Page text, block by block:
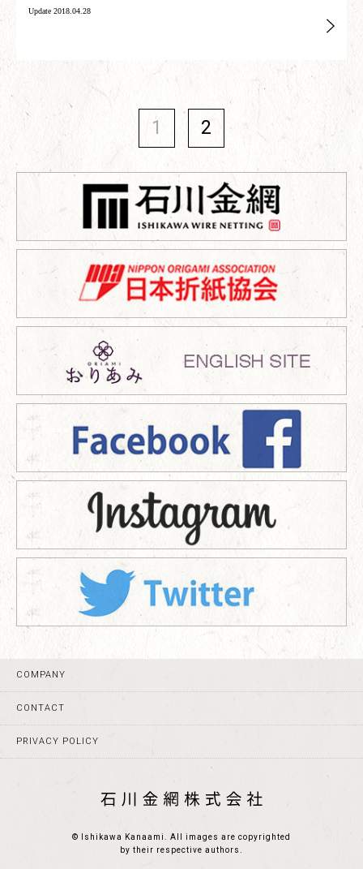
Update 2018.04.28
1 2
COMPANY
CONTACT
PRIVACY POLICY
© Ishikawa Kanaami. All images are copyrighted
by their respective authors.